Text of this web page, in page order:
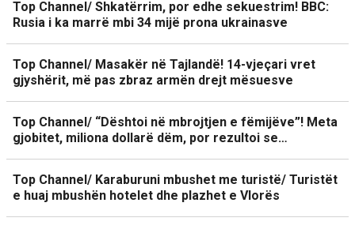
Top Channel/ Shkatërrim, por edhe sekuestrim! BBC:
Rusia i ka marrë mbi 34 mijë prona ukrainasve
Top Channel/ Masakër në Tajlandë! 14-vjeçari vret
gjyshërit, më pas zbraz armën drejt mësuesve
Top Channel/ “Dështoi në mbrojtjen e fëmijëve”! Meta
gjobitet, miliona dollarë dëm, por rezultoi se…
Top Channel/ Karaburuni mbushet me turistë/ Turistët
e huaj mbushën hotelet dhe plazhet e Vlorës